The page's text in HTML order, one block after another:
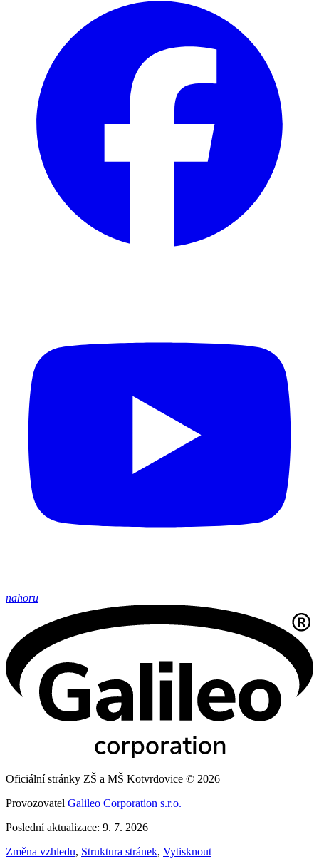
nahoru
Oficiální stránky ZŠ a MŠ Kotvrdovice © 2026
Provozovatel Galileo Corporation s.r.o.
Poslední aktualizace: 9. 7. 2026
Změna vzhledu, Struktura stránek, Vytisknout